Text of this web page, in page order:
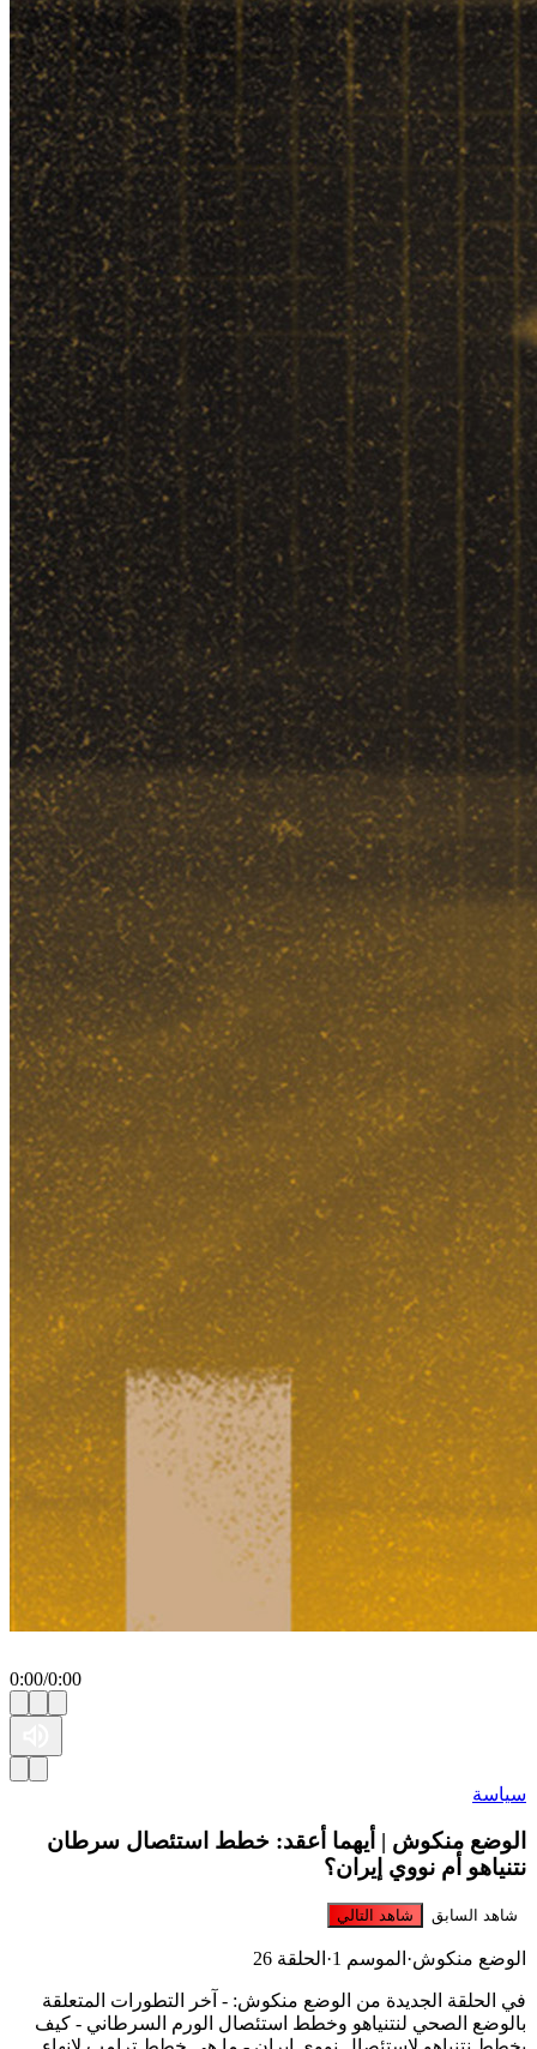
0:00/0:00
سياسة
الوضع منكوش | أيهما أعقد: خطط استئصال سرطان
نتنياهو أم نووي إيران؟
شاهد السابق شاهد التالي
الوضع منكوش· الموسم 1 ·الحلقة 26
في الحلقة الجديدة من الوضع منكوش: - آخر التطورات المتعلقة
بالوضع الصحي لنتنياهو وخطط استئصال الورم السرطاني - كيف